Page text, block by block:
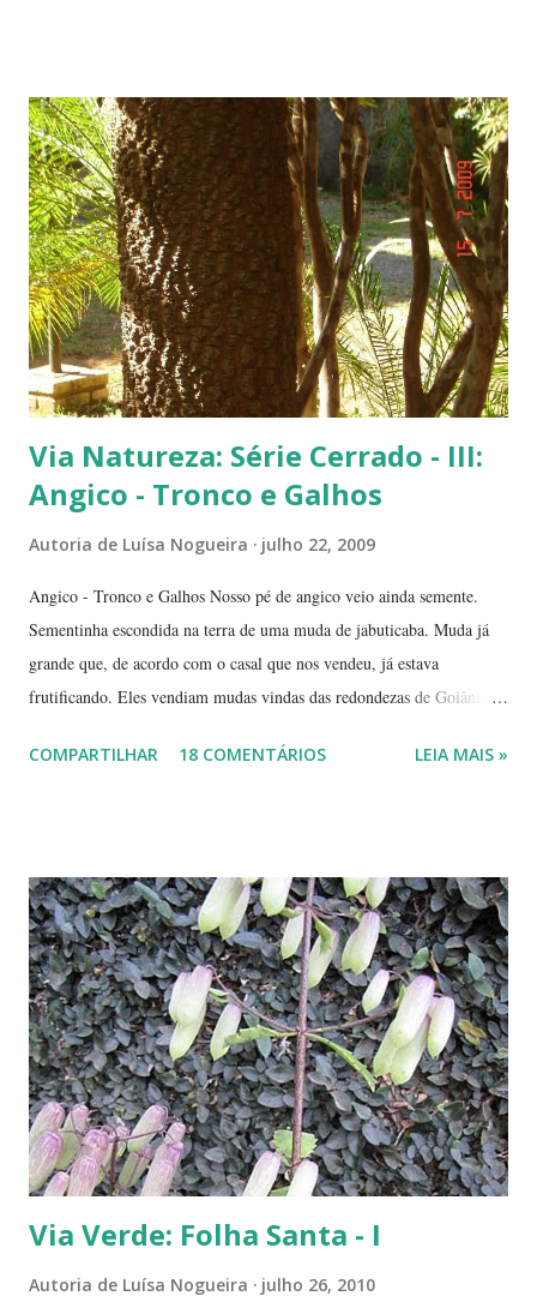
árvores dando as boas vindas na entrada de uma lanchonete, na
rodovia que liga Goiânia a Brasília ( Lanchonete Jerivá ).
Flamboyants do Jerivá Flamboyant amarelo - Este está em Brasília,
logo depois da Ponte das Garças - conhecida como 'a ponte do
(Conjunto Comercial) Gilberto Salomão', no sentid...
Via Natureza: Série Cerrado - III:
Angico - Tronco e Galhos
Autoria de Luísa Nogueira julho 22, 2009
Angico - Tronco e Galhos Nosso pé de angico veio ainda semente.
Sementinha escondida na terra de uma muda de jabuticaba. Muda já
grande que, de acordo com o casal que nos vendeu, já estava
frutificando. Eles vendiam mudas vindas das redondezas de Goiânia.
plantado a jabuticabeira, com bastante cuidado, regando-a
'compridinha' - que nessas alturas já estava do tamanho da
jabuticabeira. Foi aí que soubemos que tínhamos um pé de angico.
Eles nos disseram que de onde tinham plantado as mudas havia muito
angiqueiro. Alguma sementinha viajou junto. Pensamos mudá-lo para
outro lugar. Mas ele foi ficando. Quanto mais crescia, mais difícil seria
deslocá-lo. Hoje ele continua lá, coladinho ao pé de jabuticaba,
fazendo sombra para ...
COMPARTILHAR 18 COMENTÁRIOS LEIA MAIS »
Via Verde: Folha Santa - I
Autoria de Luísa Nogueira julho 26, 2010